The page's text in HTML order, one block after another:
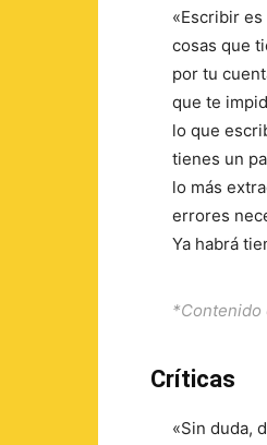
«Escribir
cosas que
por tu
que te
lo que
tienes un
lo más
errores
Ya habrá
*Contenido
Críticas
«Sin duda,